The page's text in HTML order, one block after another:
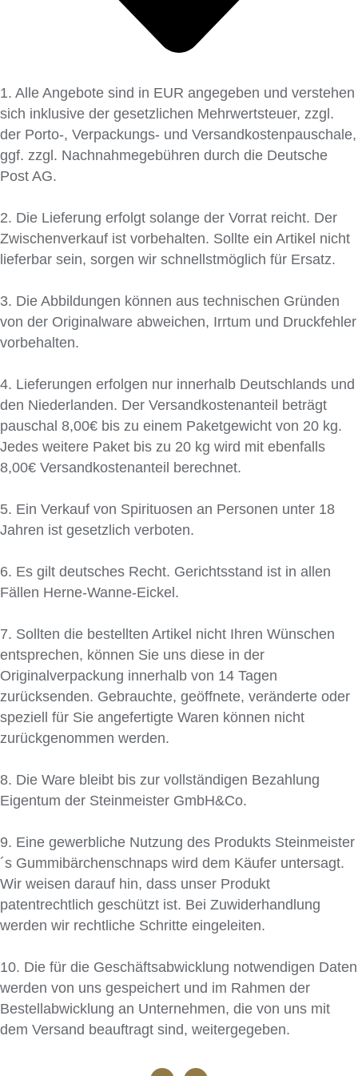
1. Alle Angebote sind in EUR angegeben und verstehen
sich inklusive der gesetzlichen Mehrwertsteuer, zzgl.
der Porto-, Verpackungs- und Versandkostenpauschale,
ggf. zzgl. Nachnahmegebühren durch die Deutsche
Post AG.
2. Die Lieferung erfolgt solange der Vorrat reicht. Der
Zwischenverkauf ist vorbehalten. Sollte ein Artikel nicht
lieferbar sein, sorgen wir schnellstmöglich für Ersatz.
3. Die Abbildungen können aus technischen Gründen
von der Originalware abweichen, Irrtum und Druckfehler
vorbehalten.
4. Lieferungen erfolgen nur innerhalb Deutschlands und
den Niederlanden. Der Versandkostenanteil beträgt
pauschal 8,00€ bis zu einem Paketgewicht von 20 kg.
Jedes weitere Paket bis zu 20 kg wird mit ebenfalls
8,00€ Versandkostenanteil berechnet.
5. Ein Verkauf von Spirituosen an Personen unter 18
Jahren ist gesetzlich verboten.
6. Es gilt deutsches Recht. Gerichtsstand ist in allen
Fällen Herne-Wanne-Eickel.
7. Sollten die bestellten Artikel nicht Ihren Wünschen
entsprechen, können Sie uns diese in der
Originalverpackung innerhalb von 14 Tagen
zurücksenden. Gebrauchte, geöffnete, veränderte oder
speziell für Sie angefertigte Waren können nicht
zurückgenommen werden.
8. Die Ware bleibt bis zur vollständigen Bezahlung
Eigentum der Steinmeister GmbH&Co.
9. Eine gewerbliche Nutzung des Produkts Steinmeister
´s Gummibärchenschnaps wird dem Käufer untersagt.
Wir weisen darauf hin, dass unser Produkt
patentrechtlich geschützt ist. Bei Zuwiderhandlung
werden wir rechtliche Schritte eingeleiten.
10. Die für die Geschäftsabwicklung notwendigen Daten
werden von uns gespeichert und im Rahmen der
Bestellabwicklung an Unternehmen, die von uns mit
dem Versand beauftragt sind, weitergegeben.